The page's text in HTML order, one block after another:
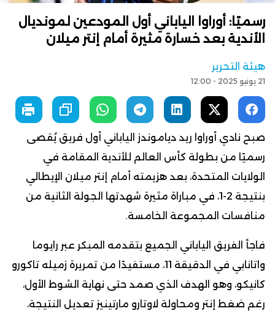
رسميًا: أوراوا الياباني أول المودعين لمونديال
الأندية بعد خسارة مثيرة أمام إنتر ميلان
هيئة التحرير
21 يونيو 2025 - 12:00
صبح نادي أوراوا ريد دياموندز الياباني أول فريق يُقصى
رسميًا من بطولة كأس العالم للأندية المقامة في
الولايات المتحدة، بعد هزيمته أمام إنتر ميلان الإيطالي
بنتيجة 2-1، في مباراة مثيرة شهدتها الجولة الثانية من
منافسات المجموعة الخامسة.
فاجأ الفريق الياباني الجميع بتقدمه المبكر عبر رايوما
واتانابي في الدقيقة 11، مستفيدًا من تمريرة زميله تاكورو
كانيكو، وهو الهدف الذي صمد حتى نهاية الشوط الأول،
رغم ضغط إنتر ومحاولة لاوتارو مارتينيز تعديل النتيجة،